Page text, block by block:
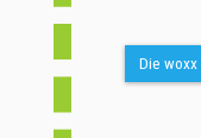
Die